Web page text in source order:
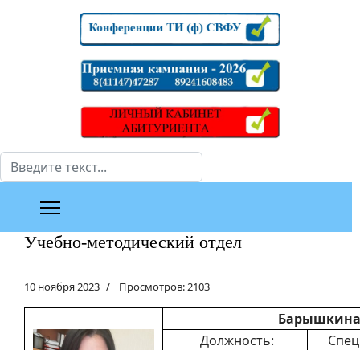
Поиск
Учебно-методический отдел
10 ноября 2023 Просмотров: 2103
Должность: